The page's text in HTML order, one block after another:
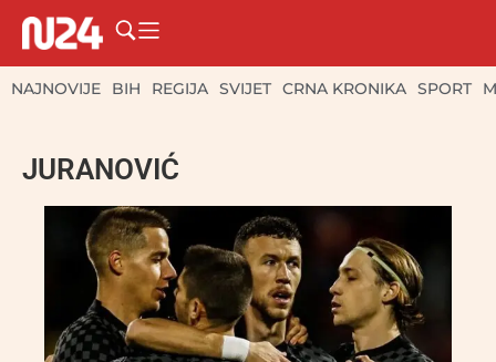
NAJNOVIJE BIH REGIJA SVIJET CRNA KRONIKA SPORT
JURANOVIĆ